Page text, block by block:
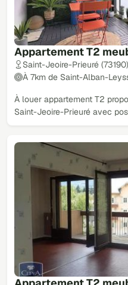
Appartement T2
Saint-Jeoire-Prieuré (73190)
À 7km de Saint-Alban-
À louer appartement T2
Saint-Jeoire-Prieuré avec